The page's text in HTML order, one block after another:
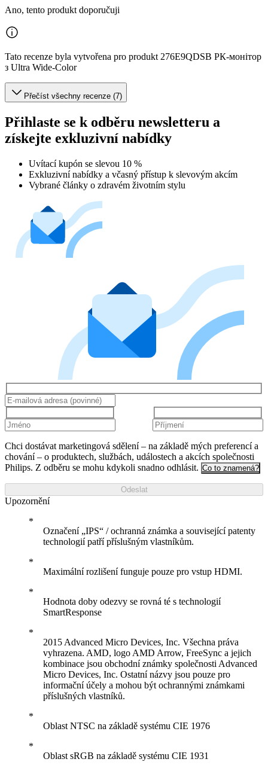
Ano, tento produkt doporučuji
Tato recenze byla vytvořena pro produkt 276E9QDSB РК-монітор
з Ultra Wide-Color
Přečíst všechny recenze (7)
Přihlaste se k odběru newsletteru a
získejte exkluzivní nabídky
Uvítací kupón se slevou 10 %
Exkluzivní nabídky a včasný přístup k slevovým akcím
Vybrané články o zdravém životním stylu
Chci dostávat marketingová sdělení – na základě mých preferencí a
chování – o produktech, službách, událostech a akcích společnosti
Philips. Z odběru se mohu kdykoli snadno odhlásit. Co to znamená?
Odeslat
Upozornění
Označení „IPS“ / ochranná známka a související patenty
technologií patří příslušným vlastníkům.
Maximální rozlišení funguje pouze pro vstup HDMI.
Hodnota doby odezvy se rovná té s technologií
SmartResponse
2015 Advanced Micro Devices, Inc. Všechna práva
vyhrazena. AMD, logo AMD Arrow, FreeSync a jejich
kombinace jsou obchodní známky společnosti Advanced
Micro Devices, Inc. Ostatní názvy jsou pouze pro
informační účely a mohou být ochrannými známkami
příslušných vlastníků.
Oblast NTSC na základě systému CIE 1976
Oblast sRGB na základě systému CIE 1931